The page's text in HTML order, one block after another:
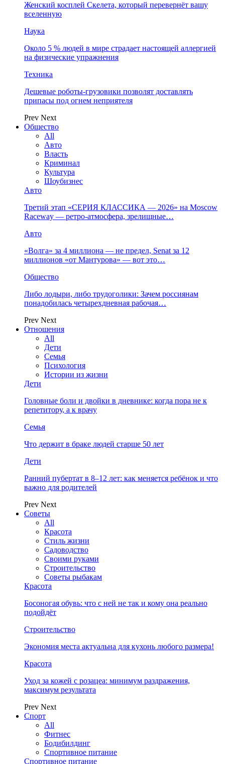
Женский косплей Скелета, который перевернёт вашу
вселенную
Наука
Около 5 % людей в мире страдает настоящей аллергией
на физические упражнения
Техника
Дешевые роботы-грузовики позволят доставлять
припасы под огнем неприятеля
Prev Next
Общество
All
Авто
Власть
Криминал
Культура
Шоубизнес
Авто
Третий этап «СЕРИЯ КЛАССИКА — 2026» на Moscow
Raceway — ретро‑атмосфера, зрелищные…
Авто
«Волга» за 4 миллиона — не предел, Senat за 12
миллионов «от Мантурова» — вот это…
Общество
Либо лодыри, либо трудоголики: Зачем россиянам
понадобилась четырехдневная рабочая…
Prev Next
Отношения
All
Дети
Семья
Психология
Истории из жизни
Дети
Головные боли и двойки в дневнике: когда пора не к
репетитору, а к врачу
Семья
Что держит в браке людей старше 50 лет
Дети
Ранний пубертат в 8–12 лет: как меняется ребёнок и что
важно для родителей
Prev Next
Советы
All
Красота
Стиль жизни
Садоводство
Своими руками
Строительство
Советы рыбакам
Красота
Босоногая обувь: что с ней не так и кому она реально
подойдёт
Строительство
Экономия места актуальна для кухонь любого размера!
Красота
Уход за кожей с розацеа: минимум раздражения,
максимум результата
Prev Next
Спорт
All
Фитнес
Бодибилдинг
Спортивное питание
Спортивное питание